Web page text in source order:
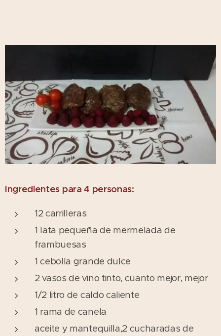
Ingredientes para 4 personas:
12 carrilleras
1 lata pequeña de mermelada de
frambuesas
1 cebolla grande dulce
2 vasos de vino tinto, cuanto mejor, mejor
1/2 litro de caldo caliente
1 rama de canela
aceite y mantequilla,2 cucharadas de